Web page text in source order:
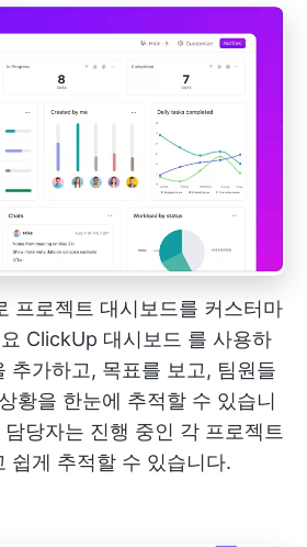
프로젝트 대시보드를 커스터마
ClickUp 대시보드 를 사용하
추가하고, 목표를 보고, 팀원들
황을 한눈에 추적할 수 있습니
당자는 진행 중인 각 프로젝트
쉽게 추적할 수 있습니다.